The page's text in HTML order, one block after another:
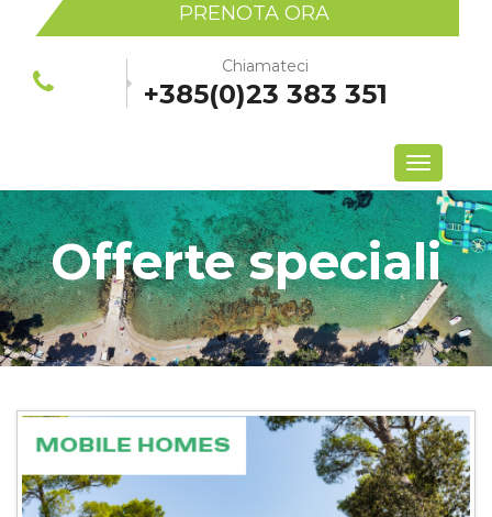
PRENOTA ORA
Chiamateci
+385(0)23 383 351
Menu
Offerte speciali